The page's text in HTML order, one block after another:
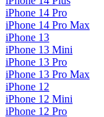
iPhone 14 Pro
iPhone 14 Pro Max
iPhone 13
iPhone 13 Mini
iPhone 13 Pro
iPhone 13 Pro Max
iPhone 12
iPhone 12 Mini
iPhone 12 Pro